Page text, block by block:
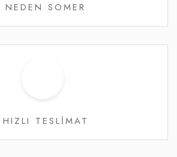
NEDEN SOMER
HIZLI TESLİMAT